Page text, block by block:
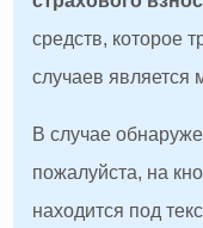
средств, которое
случаев является
В случае
пожалуйста, на
находится под